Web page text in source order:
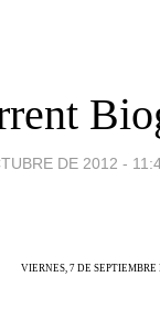
DE 2012 -
VIERNES, 7 DE SEPTIEMBRE